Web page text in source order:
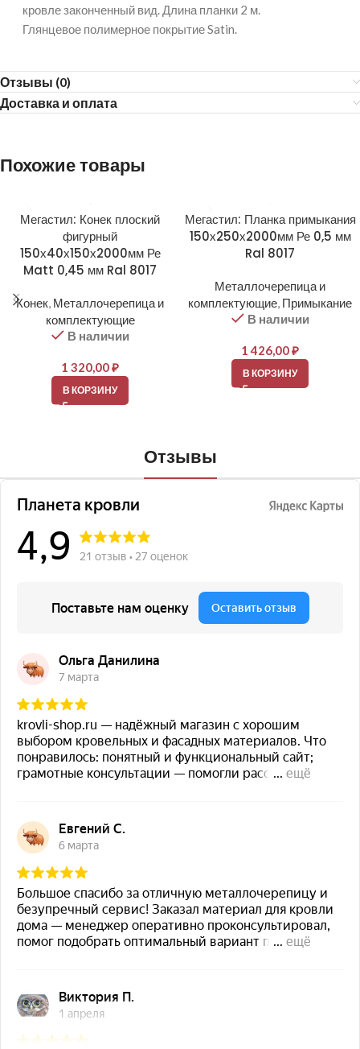
кровле законченный вид. Длина планки 2 м.
Глянцевое полимерное покрытие Satin.
Отзывы (0)
Доставка и оплата
Похожие товары
Мегастил: Конек плоский
фигурный
150х40х150х2000мм Ре
Matt 0,45 мм Ral 8017
Конек, Металлочерепица и
комплектующие
В наличии
1 320,00₽
В КОРЗИНУ
Мегастил: Планка примыкания
150х250х2000мм Ре 0,5 мм
Ral 8017
Металлочерепица и
комплектующие, Примыкание
В наличии
1 426,00₽
В КОРЗИНУ
Отзывы